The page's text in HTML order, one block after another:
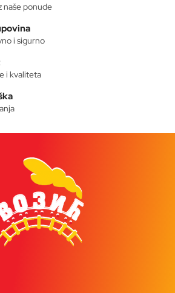
Opcije
biti
stranici
proizvoda.
naše ponude
i sigurno
i kvaliteta